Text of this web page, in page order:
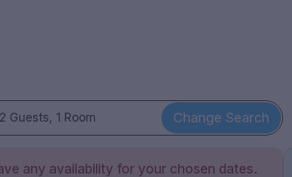
2 Guests, 1 Room Change Search
any availability for your chosen dates.